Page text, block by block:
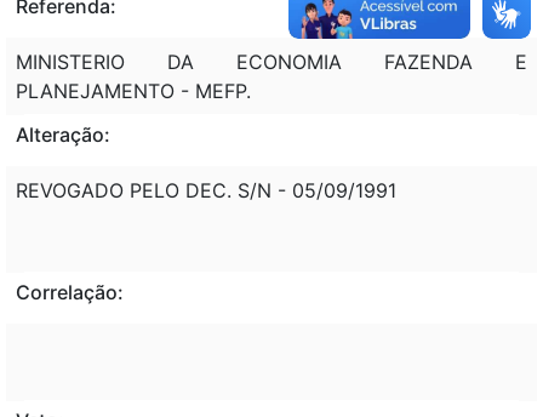
Referenda:
MINISTERIO DA ECONOMIA FAZENDA E
PLANEJAMENTO - MEFP.
Alteração:
REVOGADO PELO DEC. S/N - 05/09/1991
Correlação: